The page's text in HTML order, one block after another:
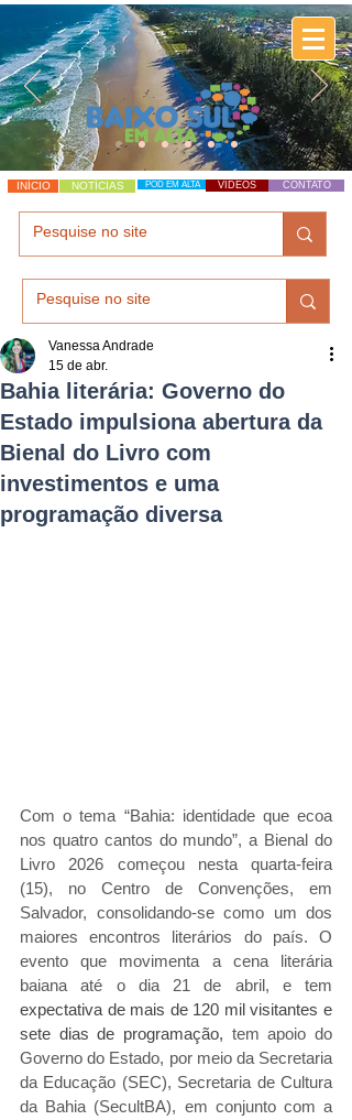
INÍCIO NOTÍCIAS POD EM ALTA VÍDEOS CONTATO
Bahia literária: Governo do
Estado impulsiona abertura da
Bienal do Livro com
investimentos e uma
programação diversa
Vanessa Andrade
15 de abr.
Com o tema “Bahia: identidade que ecoa
nos quatro cantos do mundo”, a Bienal do
Livro 2026 começou nesta quarta-feira
(15), no Centro de Convenções, em
Salvador, consolidando-se como um dos
maiores encontros literários do país. O
evento que movimenta a cena literária
expectativa de mais de 120 mil visitantes e
sete dias de programação, tem apoio do
Governo do Estado, por meio da Secretaria
da Educação (SEC), Secretaria de Cultura
da Bahia (SecultBA), em conjunto com a